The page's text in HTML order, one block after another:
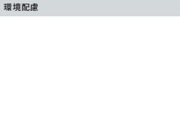
環境配慮